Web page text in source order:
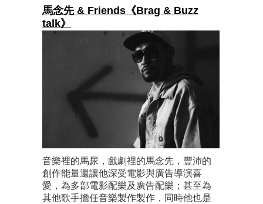
馬念先 & Friends《Brag & Buzz
talk》
音樂裡的馬尿，戲劇裡的馬念先，豐沛的
創作能量還讓他深受電影與廣告導演喜
愛，為多部電影配樂及廣告配樂；甚至為
其他歌手擔任音樂製作製作，同時他也是